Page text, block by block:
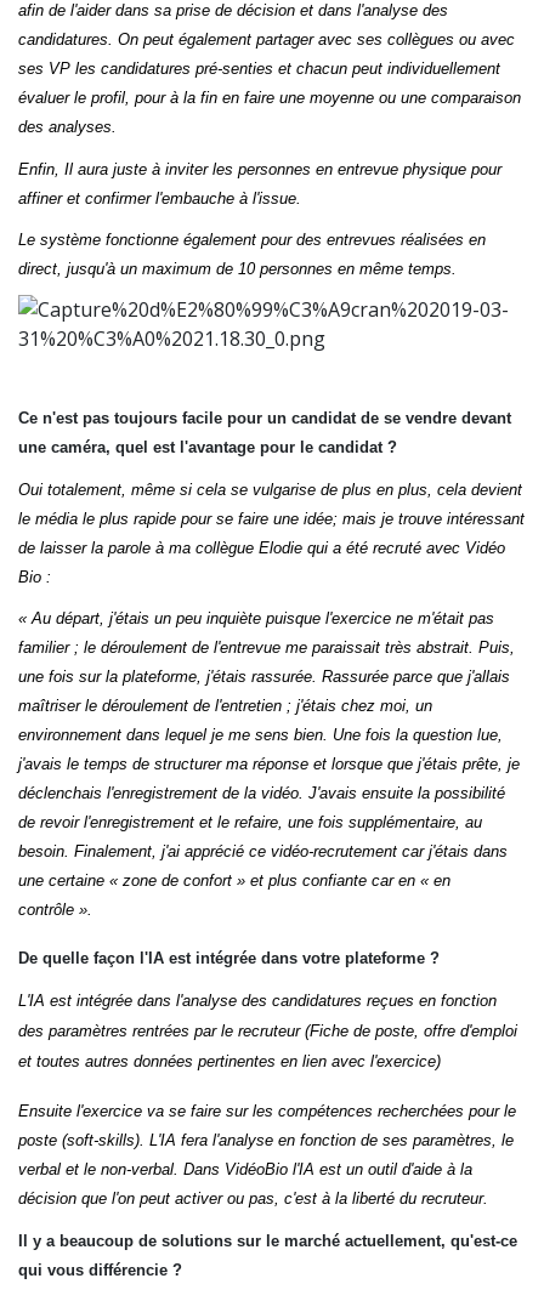
afin de l'aider dans sa prise de décision et dans l'analyse des
candidatures. On peut également partager avec ses collègues ou avec
ses VP les candidatures pré-senties et chacun peut individuellement
évaluer le profil, pour à la fin en faire une moyenne ou une comparaison
des analyses.
Enfin, Il aura juste à inviter les personnes en entrevue physique pour
affiner et confirmer l'embauche à l'issue.
Le système fonctionne également pour des entrevues réalisées en
direct, jusqu'à un maximum de 10 personnes en même temps.
Ce n'est pas toujours facile pour un candidat de se vendre devant
une caméra, quel est l'avantage pour le candidat ?
Oui totalement, même si cela se vulgarise de plus en plus, cela devient
le média le plus rapide pour se faire une idée; mais je trouve intéressant
de laisser la parole à ma collègue Elodie qui a été recruté avec Vidéo
Bio :
« Au départ, j'étais un peu inquiète puisque l'exercice ne m'était pas
familier ; le déroulement de l'entrevue me paraissait très abstrait. Puis,
une fois sur la plateforme, j'étais rassurée. Rassurée parce que j'allais
maîtriser le déroulement de l'entretien ; j'étais chez moi, un
environnement dans lequel je me sens bien. Une fois la question lue,
j'avais le temps de structurer ma réponse et lorsque que j'étais prête, je
déclenchais l'enregistrement de la vidéo. J'avais ensuite la possibilité
de revoir l'enregistrement et le refaire, une fois supplémentaire, au
besoin. Finalement, j'ai apprécié ce vidéo-recrutement car j'étais dans
une certaine « zone de confort » et plus confiante car en « en
contrôle ».
De quelle façon l'IA est intégrée dans votre plateforme ?
L'IA est intégrée dans l'analyse des candidatures reçues en fonction
des paramètres rentrées par le recruteur (Fiche de poste, offre d'emploi
et toutes autres données pertinentes en lien avec l'exercice)
Ensuite l'exercice va se faire sur les compétences recherchées pour le
poste (soft-skills). L'IA fera l'analyse en fonction de ses paramètres, le
verbal et le non-verbal. Dans VidéoBio l'IA est un outil d'aide à la
décision que l'on peut activer ou pas, c'est à la liberté du recruteur.
Il y a beaucoup de solutions sur le marché actuellement, qu'est-ce
qui vous différencie ?